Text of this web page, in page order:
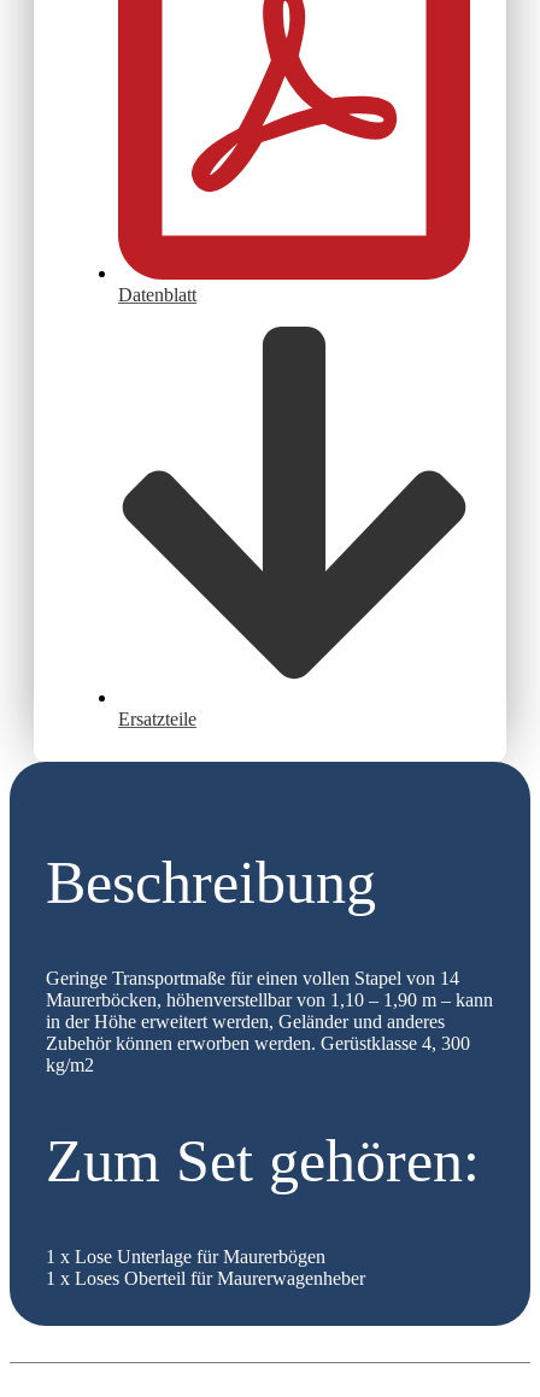
Datenblatt
Ersatzteile
Beschreibung
Geringe Transportmaße für einen vollen Stapel von 14
Maurerböcken, höhenverstellbar von 1,10 – 1,90 m – kann
in der Höhe erweitert werden, Geländer und anderes
Zubehör können erworben werden. Gerüstklasse 4, 300
kg/m2
Zum Set gehören:
1 x Lose Unterlage für Maurerbögen
1 x Loses Oberteil für Maurerwagenheber